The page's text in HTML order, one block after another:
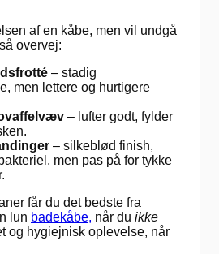
af en kåbe, men vil undgå
overvej:
– stadig
men lettere og hurtigere
– lufter godt, fylder
– silkeblød finish,
men pas på for tykke
får du det bedste fra
lun badekåbe, når du ikke
og hygiejnisk oplevelse, når